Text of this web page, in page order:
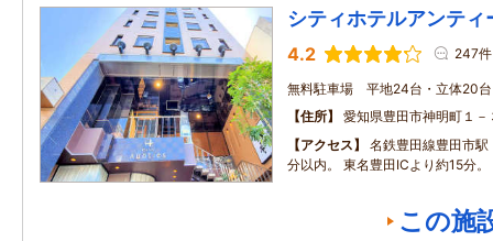
シティホテルアンティ
4.2 247件
無料駐車場 平地24台・立体20台
住所
愛知県豊田市神明町１－
アクセス
名鉄豊田線豊田市
分以内。 東名豊田ICより約15分。
この施